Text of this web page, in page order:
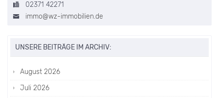
02371 42271
immo@wz-immobilien.de
UNSERE BEITRÄGE IM ARCHIV:
August 2026
Juli 2026